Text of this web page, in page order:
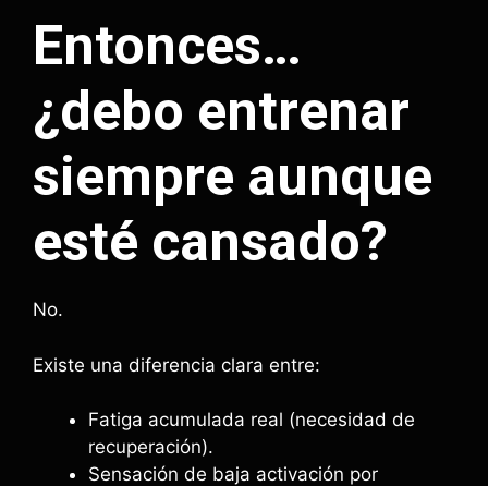
Entonces…
¿debo entrenar
siempre aunque
esté cansado?
No.
Existe una diferencia clara entre:
Fatiga acumulada real (necesidad de
recuperación).
Sensación de baja activación por